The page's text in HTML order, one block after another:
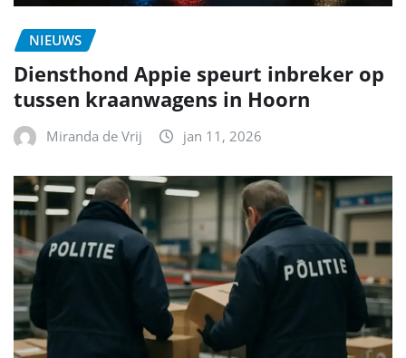
NIEUWS
Diensthond Appie speurt inbreker op
tussen kraanwagens in Hoorn
Miranda de Vrij jan 11, 2026